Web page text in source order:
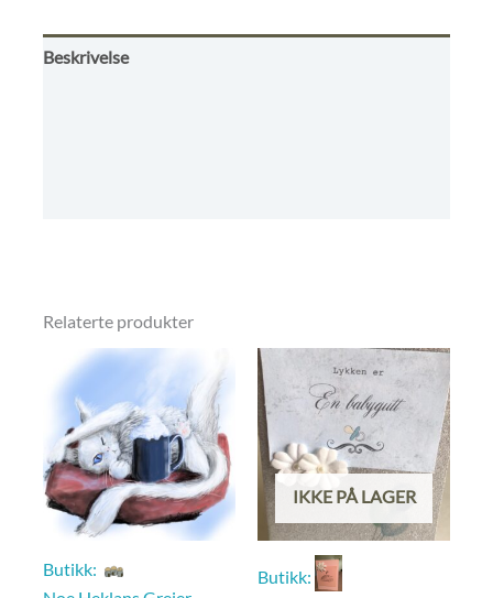
Beskrivelse
Relaterte produkter
Butikk:
IKKE PÅ LAGER
Butikk: